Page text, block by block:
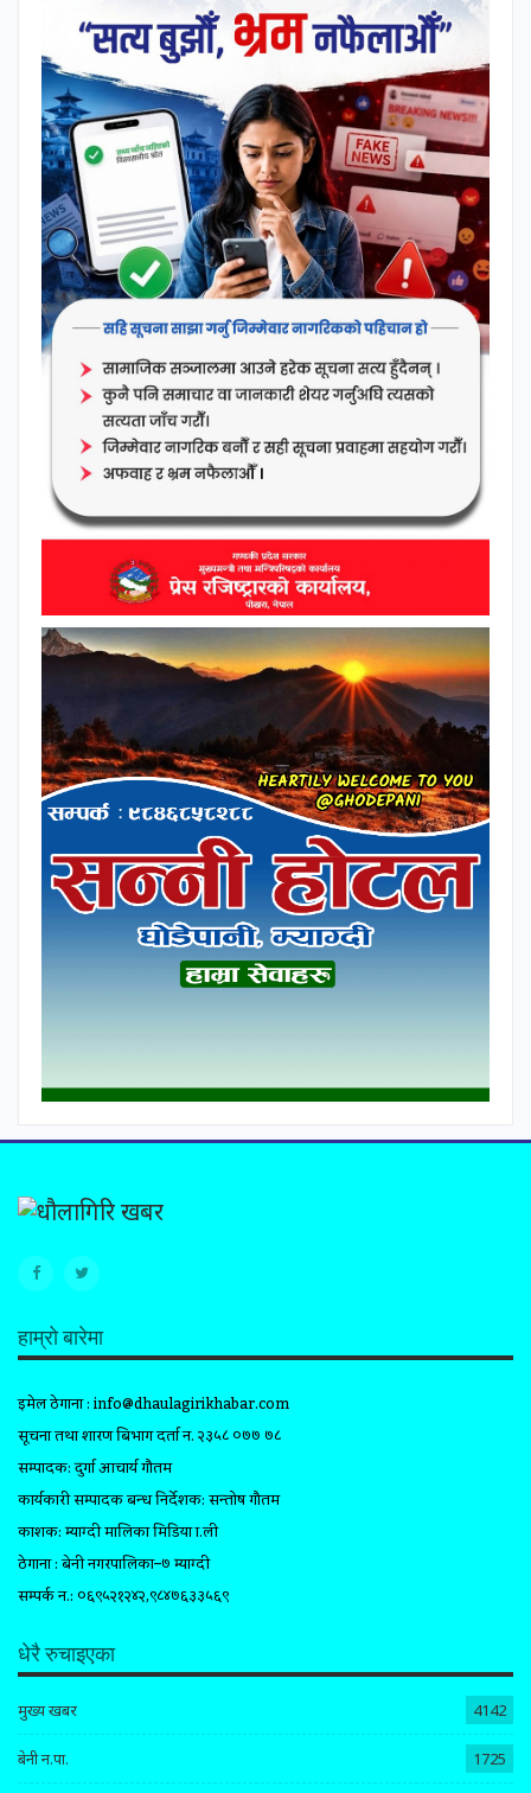
हाम्रो बारेमा
इमेल ठेगाना :info@dhaulagirikhabar.com
सूचना तथा प्रशारण बिभाग दर्ता न. २३५८ ०७७ ७८
सम्पादक: दुर्गा आचार्य गौतम
कार्यकारी सम्पादक प्रबन्ध निर्देशक: सन्तोष गौतम
प्रकाशक: म्याग्दी मालिका मिडिया प्रा.ली
ठेगाना : बेनी नगरपालिका–७ म्याग्दी
सम्पर्क न.: ०६९५२१२४२,९८४७६३३५६९
धेरै रुचाइएका
मुख्य खबर 4142
बेनी न.पा. 1725